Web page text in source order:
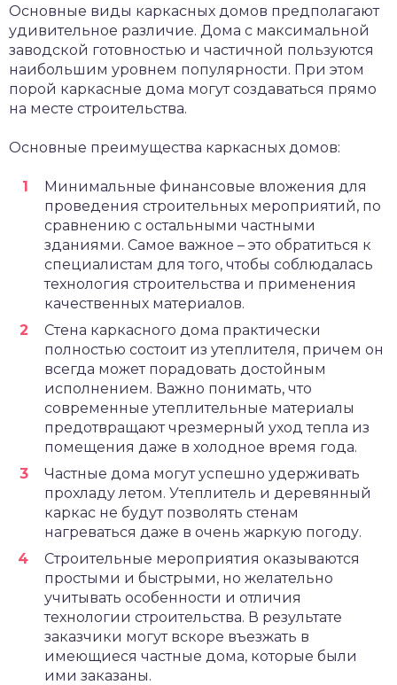
Основные виды каркасных домов предполагают
удивительное различие. Дома с максимальной
заводской готовностью и частичной пользуются
наибольшим уровнем популярности. При этом
порой каркасные дома могут создаваться прямо
на месте строительства.
Основные преимущества каркасных домов:
Минимальные финансовые вложения для
проведения строительных мероприятий, по
сравнению с остальными частными
зданиями. Самое важное – это обратиться к
специалистам для того, чтобы соблюдалась
технология строительства и применения
качественных материалов.
Стена каркасного дома практически
полностью состоит из утеплителя, причем он
всегда может порадовать достойным
исполнением. Важно понимать, что
современные утеплительные материалы
предотвращают чрезмерный уход тепла из
помещения даже в холодное время года.
Частные дома могут успешно удерживать
прохладу летом. Утеплитель и деревянный
каркас не будут позволять стенам
нагреваться даже в очень жаркую погоду.
Строительные мероприятия оказываются
простыми и быстрыми, но желательно
учитывать особенности и отличия
технологии строительства. В результате
заказчики могут вскоре въезжать в
имеющиеся частные дома, которые были
ими заказаны.